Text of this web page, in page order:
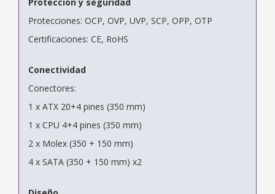
Protecciones: OCP, OVP, UVP, SCP, OPP, OTP
Certificaciones: CE, RoHS
Conectividad
Conectores:
1 x ATX 20+4 pines (350 mm)
1 x CPU 4+4 pines (350 mm)
2 x Molex (350 + 150 mm)
4 x SATA (350 + 150 mm) x2